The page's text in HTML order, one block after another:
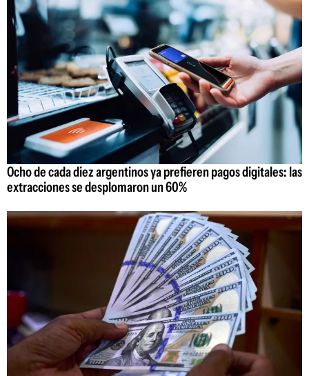
Ocho de cada diez argentinos ya prefieren pagos digitales: las
extracciones se desplomaron un 60%